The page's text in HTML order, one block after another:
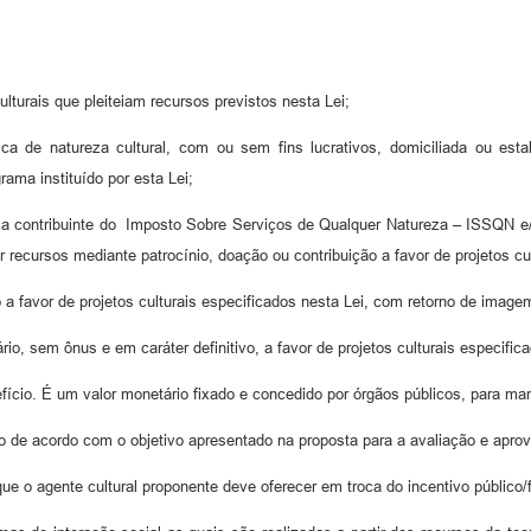
que pleiteiam recursos previstos nesta Lei;
de natureza cultural, com ou sem fins lucrativos, domiciliada ou
instituído por esta Lei;
do Imposto Sobre Serviços de Qualquer Natureza – ISSQN
mediante patrocínio, doação ou contribuição a favor de projetos
favor de projetos culturais especificados nesta Lei, com retorno de
sem ônus e em caráter definitivo, a favor de projetos culturais
É um valor monetário fixado e concedido por órgãos públicos, para
acordo com o objetivo apresentado na proposta para a avaliação e
o agente cultural proponente deve oferecer em troca do incentivo